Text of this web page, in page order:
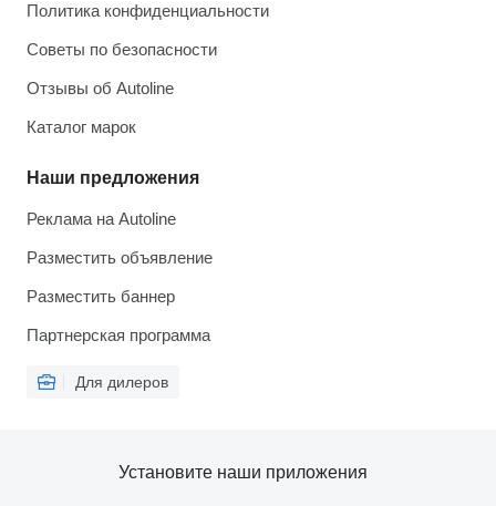
Политика конфиденциальности
Советы по безопасности
Отзывы об Autoline
Каталог марок
Наши предложения
Реклама на Autoline
Разместить объявление
Разместить баннер
Партнерская программа
Для дилеров
Установите наши приложения